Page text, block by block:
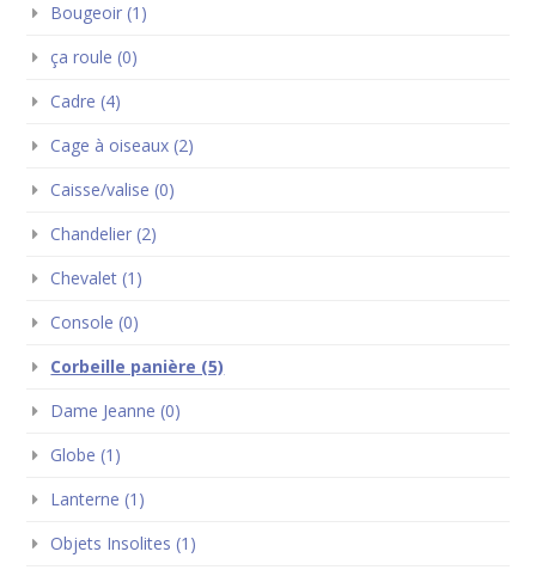
Bougeoir (1)
ça roule (0)
Cadre (4)
Cage à oiseaux (2)
Caisse/valise (0)
Chandelier (2)
Chevalet (1)
Console (0)
Corbeille panière (5)
Dame Jeanne (0)
Globe (1)
Lanterne (1)
Objets Insolites (1)